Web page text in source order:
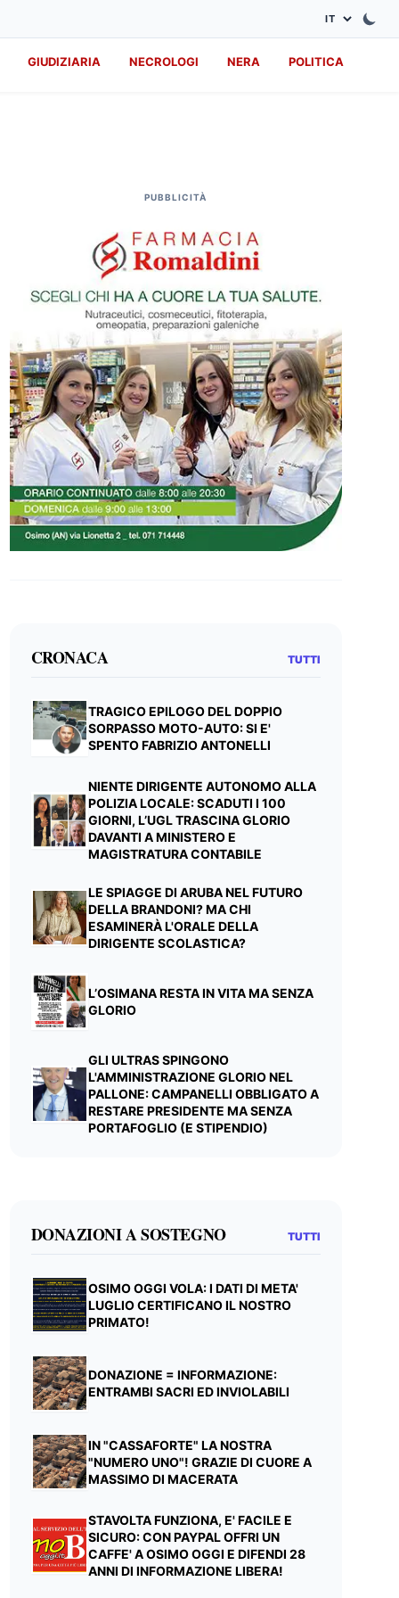
GIUDIZIARIA NECROLOGI NERA POLITICA
PUBBLICITÀ
CRONACA TUTTI
TRAGICO EPILOGO DEL DOPPIO
SORPASSO MOTO-AUTO: SI E'
SPENTO FABRIZIO ANTONELLI
NIENTE DIRIGENTE AUTONOMO ALLA
POLIZIA LOCALE: SCADUTI I 100
GIORNI, L’UGL TRASCINA GLORIO
DAVANTI A MINISTERO E
MAGISTRATURA CONTABILE
LE SPIAGGE DI ARUBA NEL FUTURO
DELLA BRANDONI? MA CHI
ESAMINERÀ L'ORALE DELLA
DIRIGENTE SCOLASTICA?
L’OSIMANA RESTA IN VITA MA SENZA
GLORIO
GLI ULTRAS SPINGONO
L'AMMINISTRAZIONE GLORIO NEL
PALLONE: CAMPANELLI OBBLIGATO A
RESTARE PRESIDENTE MA SENZA
PORTAFOGLIO (E STIPENDIO)
DONAZIONI A SOSTEGNO TUTTI
OSIMO OGGI VOLA: I DATI DI META'
LUGLIO CERTIFICANO IL NOSTRO
PRIMATO!
DONAZIONE = INFORMAZIONE:
ENTRAMBI SACRI ED INVIOLABILI
IN "CASSAFORTE" LA NOSTRA
"NUMERO UNO"! GRAZIE DI CUORE A
MASSIMO DI MACERATA
STAVOLTA FUNZIONA, E' FACILE E
SICURO: CON PAYPAL OFFRI UN
CAFFE' A OSIMO OGGI E DIFENDI 28
ANNI DI INFORMAZIONE LIBERA!